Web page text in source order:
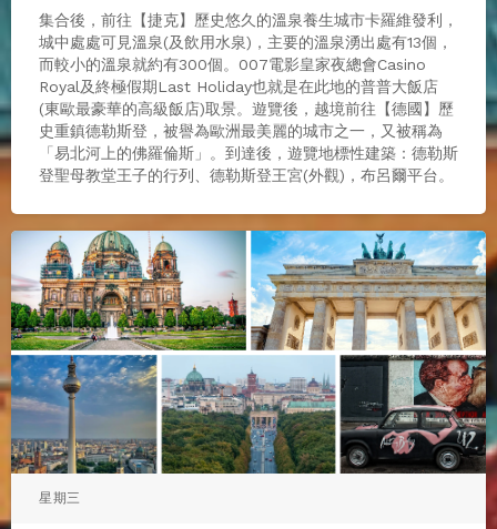
集合後，前往【捷克】歷史悠久的溫泉養生城市卡羅維發利，
城中處處可見溫泉(及飲用水泉)，主要的溫泉湧出處有13個，
而較小的溫泉就約有300個。007電影皇家夜總會Casino
Royal及終極假期Last Holiday也就是在此地的普普大飯店
(東歐最豪華的高級飯店)取景。遊覽後，越境前往【德國】歷
史重鎮德勒斯登，被譽為歐洲最美麗的城市之一，又被稱為
「易北河上的佛羅倫斯」。到達後，遊覽地標性建築：德勒斯
登聖母教堂王子的行列、德勒斯登王宮(外觀)，布呂爾平台。
星期三